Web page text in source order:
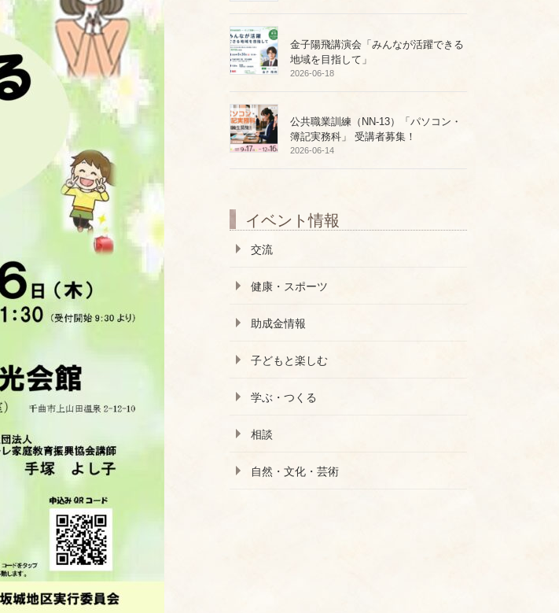
金子陽飛講演会「みんなが活躍できる
地域を目指して」
2026-06-18
公共職業訓練（NN-13）「パソコン・
簿記実務科」 受講者募集！
2026-06-14
イベント情報
交流
健康・スポーツ
助成金情報
子どもと楽しむ
学ぶ・つくる
相談
自然・文化・芸術